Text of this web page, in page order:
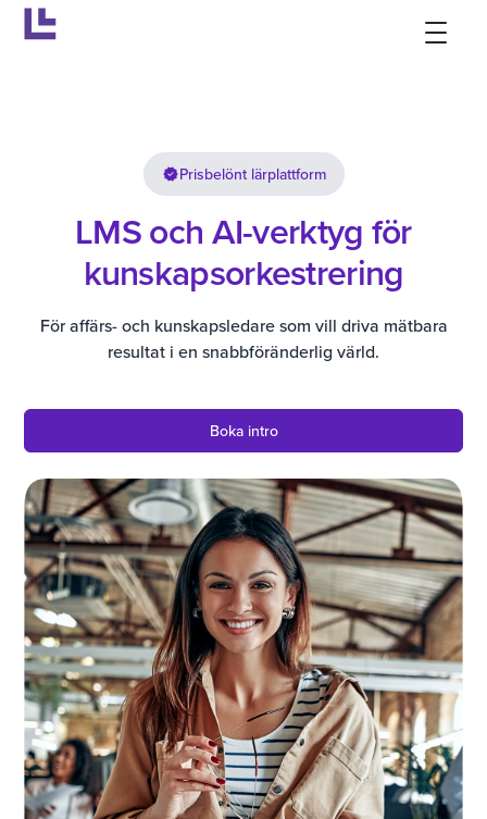
Prisbelönt lärplattform
LMS och AI-verktyg för
kunskapsorkestrering
För affärs- och kunskapsledare som vill driva mätbara
resultat i en snabbföränderlig värld.
Boka intro